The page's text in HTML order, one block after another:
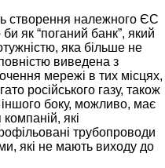
створення належного ЄС
як “поганий банк”, який
яка більше не
виведена з
мережі в тих місцях,
російського газу, також
боку, можливо, має
які
трубопроводи
які не мають виходу до